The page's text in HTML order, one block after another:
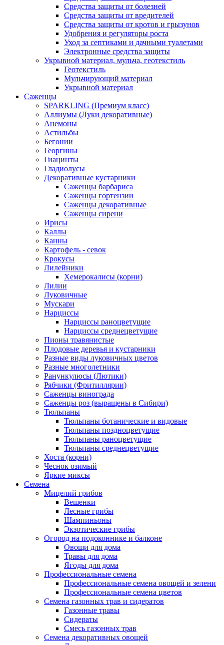
Средства защиты от болезней
Средства защиты от вредителей
Средства защиты от кротов и грызунов
Удобрения и регуляторы роста
Уход за септиками и дачными туалетами
Электронные средства защиты
Укрывной материал, мульча, геотекстиль
Геотекстиль
Мульчирующий материал
Укрывной материал
Саженцы
SPARKLING (Премиум класс)
Аллиумы (Луки декоративные)
Анемоны
Астильбы
Бегонии
Георгины
Гиацинты
Гладиолусы
Декоративные кустарники
Саженцы барбариса
Саженцы гортензии
Саженцы декоративные
Саженцы сирени
Ирисы
Каллы
Канны
Картофель - севок
Крокусы
Лилейники
Хемерокалисы (корни)
Лилии
Луковичные
Мускари
Нарциссы
Нарциссы раноцветущие
Нарциссы среднецветущие
Пионы травянистые
Плодовые деревья и кустарники
Разные виды луковичных цветов
Разные многолетники
Ранункулюсы (Лютики)
Рябчики (Фритиллярии)
Саженцы винограда
Саженцы роз (выращены в Сибири)
Тюльпаны
Тюльпаны ботанические и видовые
Тюльпаны поздноцветущие
Тюльпаны раноцветущие
Тюльпаны среднецветущие
Хоста (корни)
Чеснок озимый
Яркие миксы
Семена
Мицелий грибов
Вешенки
Лесные грибы
Шампиньоны
Экзотические грибы
Огород на подоконнике и балконе
Овощи для дома
Травы для дома
Ягоды для дома
Профессиональные семена
Профессиональные семена овощей и зелени
Профессиональные семена цветов
Семена газонных трав и сидератов
Газонные травы
Сидераты
Смесь газонных трав
Семена декоративных овощей